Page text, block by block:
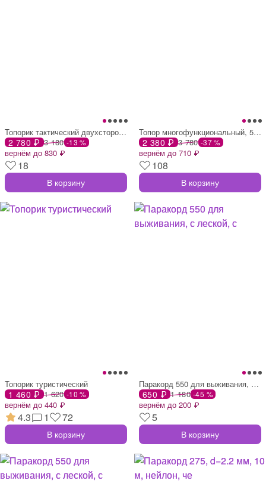
Топорик тактический двухсторонний, 42 см
2 780 ₽ 3 180 -13 %
вернём до 830 ₽
18
В корзину
Топор многофункциональный, 550 г, 28×16
2 380 ₽ 3 780 -37 %
вернём до 710 ₽
108
В корзину
Топорик туристический
1 460 ₽ 1 620 -10 %
вернём до 440 ₽
4.3 1 72
В корзину
Паракорд 550 для выживания, с леской, с
650 ₽ 1 180 -45 %
вернём до 200 ₽
5
В корзину